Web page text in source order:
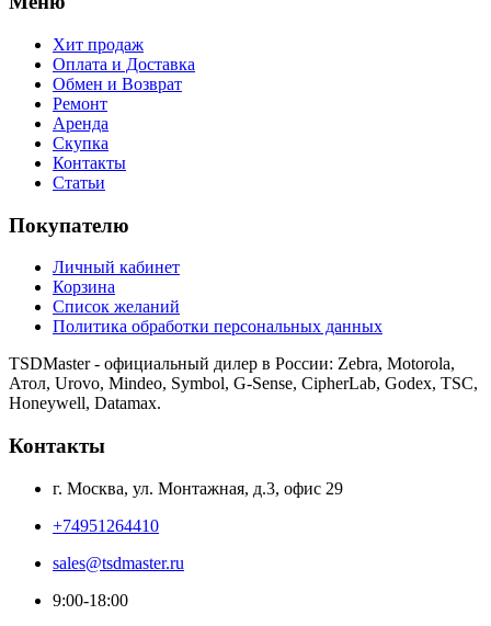
Хит продаж
Оплата и Доставка
Обмен и Возврат
Ремонт
Аренда
Скупка
Контакты
Статьи
Покупателю
Личный кабинет
Корзина
Список желаний
Политика обработки персональных данных
TSDMaster - официальный дилер в России: Zebra, Motorola,
Атол, Urovo, Mindeo, Symbol, G-Sense, CipherLab, Godex, TSC,
Honeywell, Datamax.
Контакты
г. Москва, ул. Монтажная, д.3, офис 29
+74951264410
sales@tsdmaster.ru
9:00-18:00